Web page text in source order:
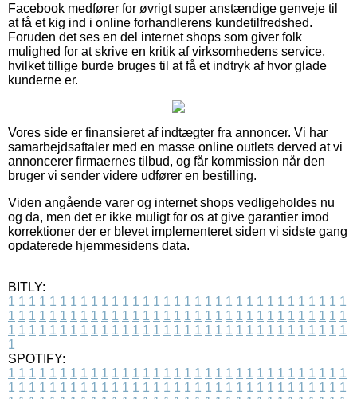
Facebook medfører for øvrigt super anstændige genveje til
at få et kig ind i online forhandlerens kundetilfredshed.
Foruden det ses en del internet shops som giver folk
mulighed for at skrive en kritik af virksomhedens service,
hvilket tillige burde bruges til at få et indtryk af hvor glade
kunderne er.
Vores side er finansieret af indtægter fra annoncer. Vi har
samarbejdsaftaler med en masse online outlets derved at vi
annoncerer firmaernes tilbud, og får kommission når den
bruger vi sender videre udfører en bestilling.
Viden angående varer og internet shops vedligeholdes nu
og da, men det er ikke muligt for os at give garantier imod
korrektioner der er blevet implementeret siden vi sidste gang
opdaterede hjemmesidens data.
BITLY:
1 1 1 1 1 1 1 1 1 1 1 1 1 1 1 1 1 1 1 1 1 1 1 1 1 1 1 1 1 1 1 1 1
1 1 1 1 1 1 1 1 1 1 1 1 1 1 1 1 1 1 1 1 1 1 1 1 1 1 1 1 1 1 1 1 1
1 1 1 1 1 1 1 1 1 1 1 1 1 1 1 1 1 1 1 1 1 1 1 1 1 1 1 1 1 1 1 1 1
1
SPOTIFY:
1 1 1 1 1 1 1 1 1 1 1 1 1 1 1 1 1 1 1 1 1 1 1 1 1 1 1 1 1 1 1 1 1
1 1 1 1 1 1 1 1 1 1 1 1 1 1 1 1 1 1 1 1 1 1 1 1 1 1 1 1 1 1 1 1 1